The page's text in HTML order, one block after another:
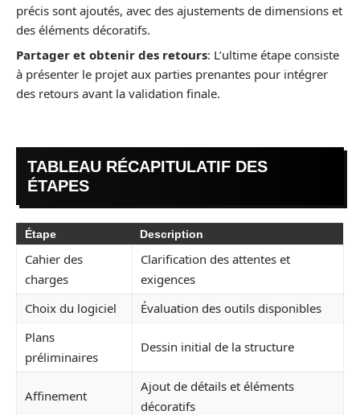
précis sont ajoutés, avec des ajustements de dimensions et
des éléments décoratifs.
Partager et obtenir des retours: L’ultime étape consiste
à présenter le projet aux parties prenantes pour intégrer
des retours avant la validation finale.
TABLEAU RÉCAPITULATIF DES
ÉTAPES
Étape Description
Cahier des
charges
Clarification des attentes et
exigences
Choix du logiciel
Évaluation des outils disponibles
Plans
préliminaires
Dessin initial de la structure
Affinement
Ajout de détails et éléments
décoratifs